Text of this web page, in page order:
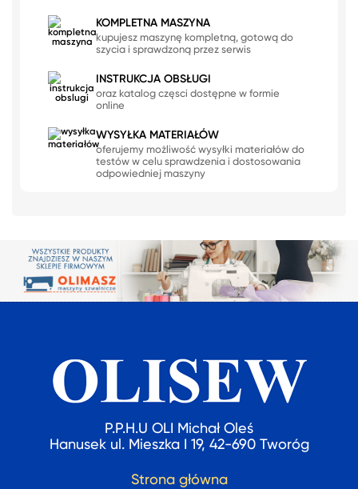
KOMPLETNA MASZYNA
kupujesz maszynę kompletną, gotową do
szycia i sprawdzoną przez serwis
INSTRUKCJA OBSŁUGI
oraz katalog częsci dostępne w formie
online
WYSYŁKA MATERIAŁÓW
oferujemy możliwość wysyłki materiałów do
testów w celu sprawdzenia i dostosowania
odpowiedniej maszyny
P.P.H.U OLI Michał Oleś
Hanusek ul. Mieszka I 19, 42-690 Tworóg
Strona główna